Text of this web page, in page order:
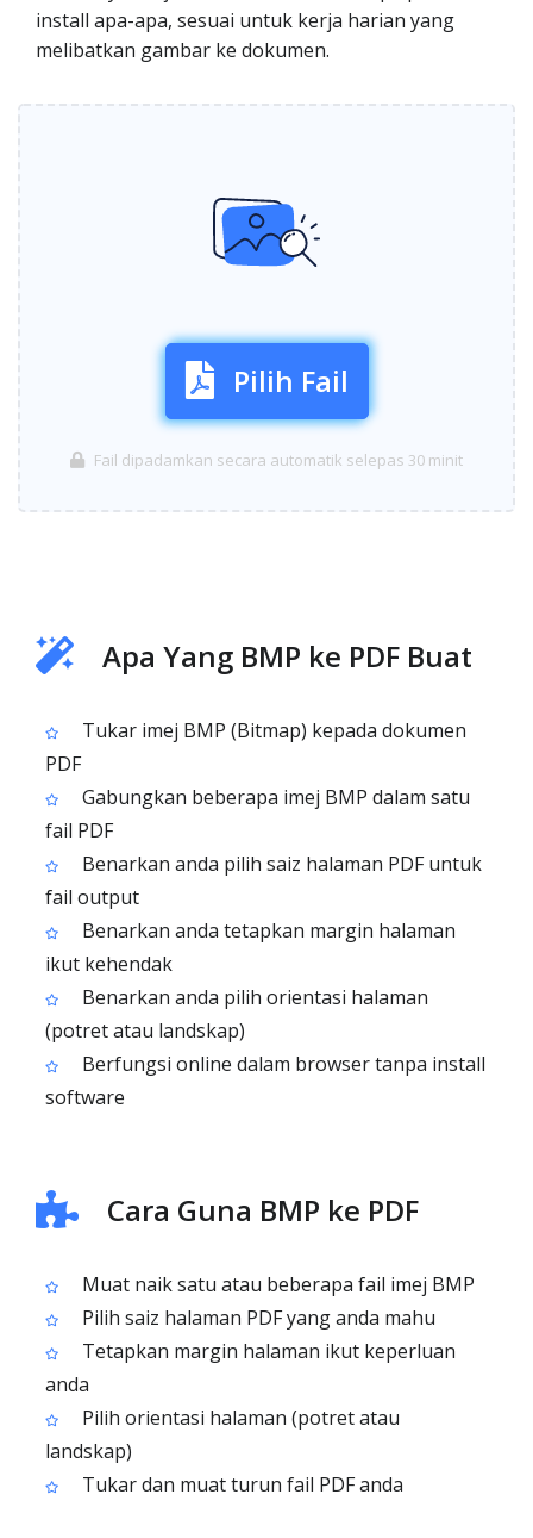
install apa-apa, sesuai untuk kerja harian yang
melibatkan gambar ke dokumen.
Pilih Fail
Fail dipadamkan secara automatik selepas 30 minit
Apa Yang BMP ke PDF Buat
Tukar imej BMP (Bitmap) kepada dokumen
PDF
Gabungkan beberapa imej BMP dalam satu
fail PDF
Benarkan anda pilih saiz halaman PDF untuk
fail output
Benarkan anda tetapkan margin halaman
ikut kehendak
Benarkan anda pilih orientasi halaman
(potret atau landskap)
Berfungsi online dalam browser tanpa install
software
Cara Guna BMP ke PDF
Muat naik satu atau beberapa fail imej BMP
Pilih saiz halaman PDF yang anda mahu
Tetapkan margin halaman ikut keperluan
anda
Pilih orientasi halaman (potret atau
landskap)
Tukar dan muat turun fail PDF anda